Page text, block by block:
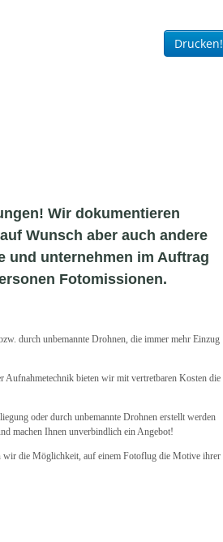
Drucken!
Wir dokumentieren
Wunsch aber auch andere
und unternehmen im Auftrag
Fotomissionen.
durch unbemannte Drohnen, die immer mehr Einzug
Aufnahmetechnik bieten wir mit vertretbaren Kosten die
oder durch unbemannte Drohnen erstellt werden
machen Ihnen unverbindlich ein Angebot!
wir die Möglichkeit, auf einem Fotoflug die Motive ihrer